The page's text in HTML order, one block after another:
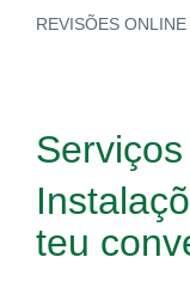
REVISÕES ONLINE
teu